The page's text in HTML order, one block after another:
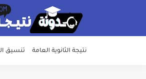
نتيجة الثانوية العامة تنسيق